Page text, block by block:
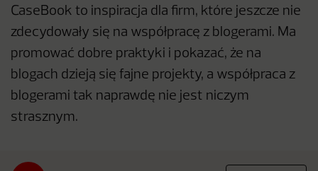
CaseBook to inspiracja dla firm, które jeszcze nie
zdecydowały się na współpracę z blogerami. Ma
promować dobre praktyki i pokazać, że na
blogach dzieją się fajne projekty, a współpraca z
blogerami tak naprawdę nie jest niczym
strasznym.